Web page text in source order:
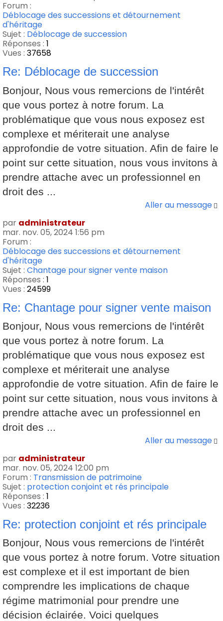
Forum :
Déblocage des successions et détournement
d'héritage
Sujet : Déblocage de succession
Réponses : 1
Vues : 37658
Re: Déblocage de succession
Bonjour, Nous vous remercions de l'intérêt
que vous portez à notre forum. La
problématique que vous nous exposez est
complexe et mériterait une analyse
approfondie de votre situation. Afin de faire le
point sur cette situation, nous vous invitons à
prendre attache avec un professionnel en
droit des ...
Aller au message
par administrateur
mar. nov. 05, 2024 1:56 pm
Forum :
Déblocage des successions et détournement
d'héritage
Sujet : Chantage pour signer vente maison
Réponses : 1
Vues : 24599
Re: Chantage pour signer vente maison
Bonjour, Nous vous remercions de l'intérêt
que vous portez à notre forum. La
problématique que vous nous exposez est
complexe et mériterait une analyse
approfondie de votre situation. Afin de faire le
point sur cette situation, nous vous invitons à
prendre attache avec un professionnel en
droit des ...
Aller au message
par administrateur
mar. nov. 05, 2024 12:00 pm
Forum : Transmission de patrimoine
Sujet : protection conjoint et rés principale
Réponses : 1
Vues : 32236
Re: protection conjoint et rés principale
Bonjour, Nous vous remercions de l'intérêt
que vous portez à notre forum. Votre situation
est complexe et il est important de bien
comprendre les implications de chaque
régime matrimonial pour prendre une
décision éclairée. Voici quelques